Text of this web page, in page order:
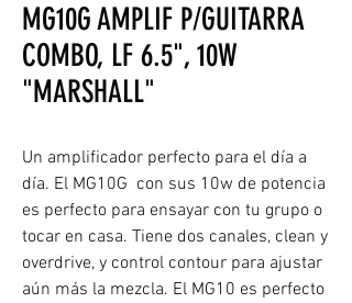
MG10G AMPLIF P/GUITARRA
COMBO, LF 6.5", 10W
"MARSHALL"
Un amplificador perfecto para el día a
día. El MG10G con sus 10w de potencia
es perfecto para ensayar con tu grupo o
tocar en casa. Tiene dos canales, clean y
overdrive, y control contour para ajustar
aún más la mezcla. El MG10 es perfecto